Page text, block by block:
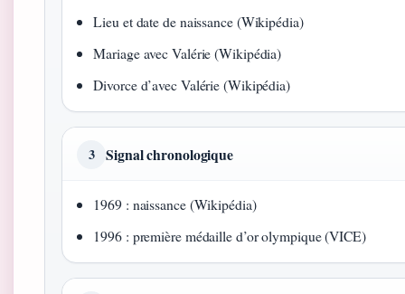
Lieu et date de naissance (Wikipédia)
Mariage avec Valérie (Wikipédia)
Divorce d’avec Valérie (Wikipédia)
3 Signal chronologique
1969 : naissance (Wikipédia)
1996 : première médaille d’or olympique (VICE)